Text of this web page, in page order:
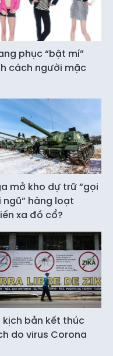
phục “bật mí”
cách người mặc
mở kho dự trữ “gọi
ngũ” hàng loạt
xa đồ cổ?
kịch bản kết thúc
do virus Corona